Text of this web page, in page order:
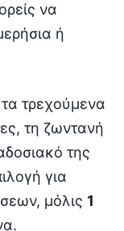
να
ή
τρεχούμενα
τη ζωντανή
της
για
μόλις 1